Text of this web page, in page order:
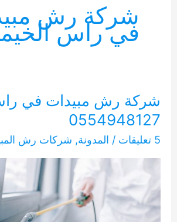
شركة رش
في راس
شركة رش مبيدات في
0554948127
5 تعليقات / المدونة, شركات رش